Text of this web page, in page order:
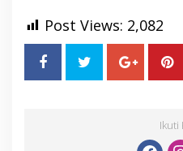
Post Views: 2,082
Ikuti